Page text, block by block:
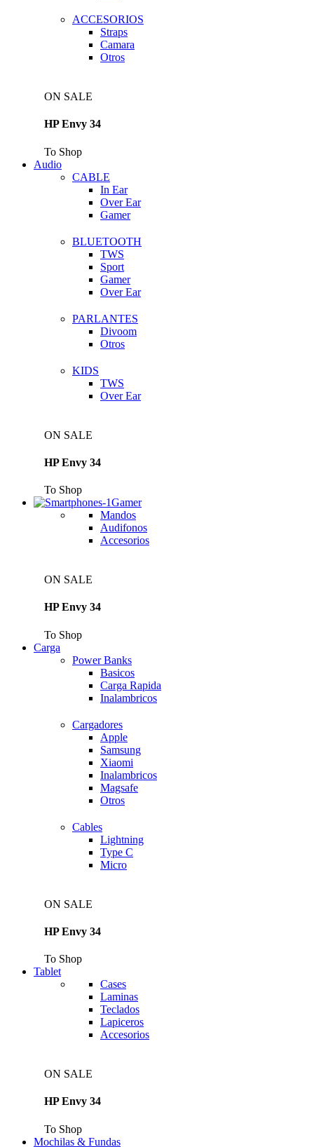
ACCESORIOS
Straps
Camara
Otros
ON SALE
HP Envy 34
To Shop
Audio
CABLE
In Ear
Over Ear
Gamer
BLUETOOTH
TWS
Sport
Gamer
Over Ear
PARLANTES
Divoom
Otros
KIDS
TWS
Over Ear
ON SALE
HP Envy 34
To Shop
Gamer
Mandos
Audifonos
Accesorios
ON SALE
HP Envy 34
To Shop
Carga
Power Banks
Basicos
Carga Rapida
Inalambricos
Cargadores
Apple
Samsung
Xiaomi
Inalambricos
Magsafe
Otros
Cables
Lightning
Type C
Micro
ON SALE
HP Envy 34
To Shop
Tablet
Cases
Laminas
Teclados
Lapiceros
Accesorios
ON SALE
HP Envy 34
To Shop
Mochilas & Fundas